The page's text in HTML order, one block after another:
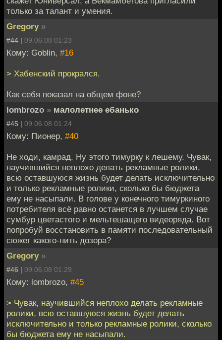
только за талант и умения.
Gregory »
#44 | 09.06.08 01:23
Кому: Goblin, #16
> Хабенский прокрался.
Как себя показал на общем фоне?
lombrozo » малолетнее ебанько
#45 | 09.06.08 01:24
Кому: Пионер, #40
Не ходи, камрад. Ну этого тимурку к лешему. Чувак,
научившийся неплохо делать рекламные ролики,
всю оставшуюся жизнь будет делать исключительно
и только рекламные ролики, сколько бы бюджета
ему не насыпали. В голове у конечного тимуркиного
потребителя всё равно останется в лучшем случае
сумбур цветастого и мельтешащего видеоряда. Вот
попробуй восстановить в памяти последовательный
сюжет какого-нить дозора?
Gregory »
#46 | 09.06.08 01:29
Кому: lombrozo, #45
> Чувак, научившийся неплохо делать рекламные
ролики, всю оставшуюся жизнь будет делать
исключительно и только рекламные ролики, сколько
бы бюджета ему не насыпали.